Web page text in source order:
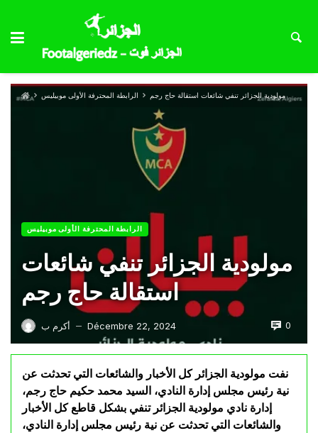
الرابطة المحترفة الأولى موبيليس مولودية الجزائر تنفي شائعات استقالة حاج رجم
الرابطة المحترفة الأولى موبيليس
مولودية الجزائر تنفي شائعات
استقالة حاج رجم
أكرم ب — Décembre 22, 2024 0
نفت مولودية الجزائر كل الأخبار والشائعات التي تحدثت عن
نية رئيس مجلس إدارة النادي، السيد محمد حكيم حاج رجم،
إدارة نادي مولودية الجزائر تنفي بشكل قاطع كل الأخبار
والشائعات التي تحدثت عن نية رئيس مجلس إدارة النادي،